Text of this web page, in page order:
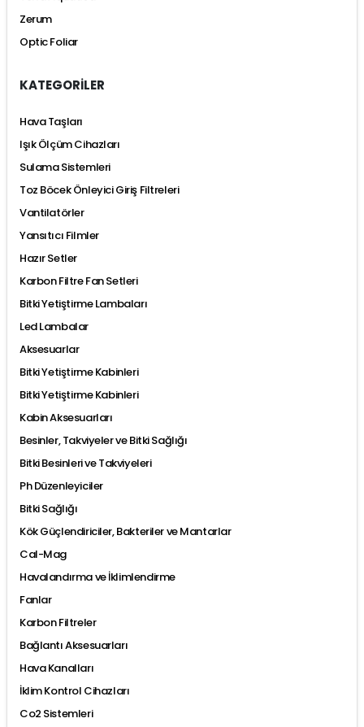
Zerum
Optic Foliar
KATEGORİLER
Hava Taşları
Işık Ölçüm Cihazları
Sulama Sistemleri
Toz Böcek Önleyici Giriş Filtreleri
Vantilatörler
Yansıtıcı Filmler
Hazır Setler
Karbon Filtre Fan Setleri
Bitki Yetiştirme Lambaları
Led Lambalar
Aksesuarlar
Bitki Yetiştirme Kabinleri
Bitki Yetiştirme Kabinleri
Kabin Aksesuarları
Besinler, Takviyeler ve Bitki Sağlığı
Bitki Besinleri ve Takviyeleri
Ph Düzenleyiciler
Bitki Sağlığı
Kök Güçlendiriciler, Bakteriler ve Mantarlar
Cal-Mag
Havalandırma ve İklimlendirme
Fanlar
Karbon Filtreler
Bağlantı Aksesuarları
Hava Kanalları
İklim Kontrol Cihazları
Co2 Sistemleri